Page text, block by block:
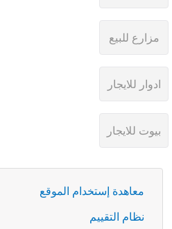
معاهدة إستخدام الموقع
نظام التقييم